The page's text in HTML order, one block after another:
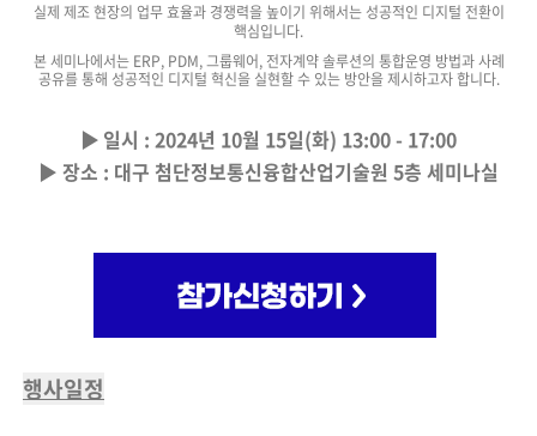
실제 제조 현장의 업무 효율과 경쟁력을 높이기 위해서는 성공적인 디지털 전환이
핵심입니다.
본 세미나에서는 ERP, PDM, 그룹웨어, 전자계약 솔루션의 통합운영 방법과 사례
공유를 통해 성공적인 디지털 혁신을 실현할 수 있는 방안을 제시하고자 합니다.
▶ 일시 : 2024년 10월 15일(화) 13:00 - 17:00
▶ 장소 : 대구 첨단정보통신융합산업기술원 5층 세미나실
행사일정